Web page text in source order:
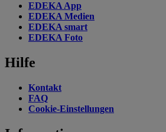
EDEKA App
EDEKA Medien
EDEKA smart
EDEKA Foto
Hilfe
Kontakt
FAQ
Cookie-Einstellungen